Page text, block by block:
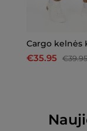
Cargo kelnės
€35.95 €39.95